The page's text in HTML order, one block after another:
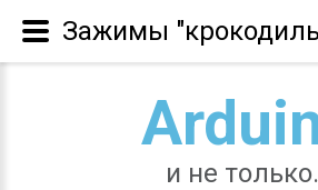
и не
Зажимы